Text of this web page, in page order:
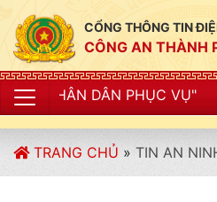
CỔNG THÔNG TIN
CÔNG AN THÀNH
VỤ"
TRANG CHỦ » TIN AN